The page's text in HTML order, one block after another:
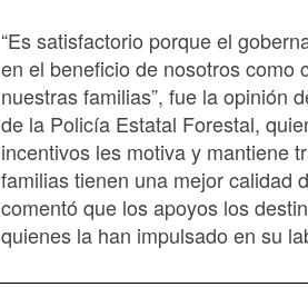
“Es satisfactorio porque el
en el beneficio de nosotros como
nuestras familias”, fue la opinión
de la Policía Estatal Forestal,
incentivos les motiva y mantiene
familias tienen una mejor calidad
comentó que los apoyos los
quienes la han impulsado en su